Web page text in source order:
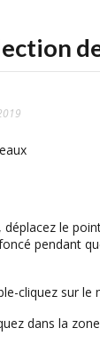
le
pendant
cliquez sur le
dans la